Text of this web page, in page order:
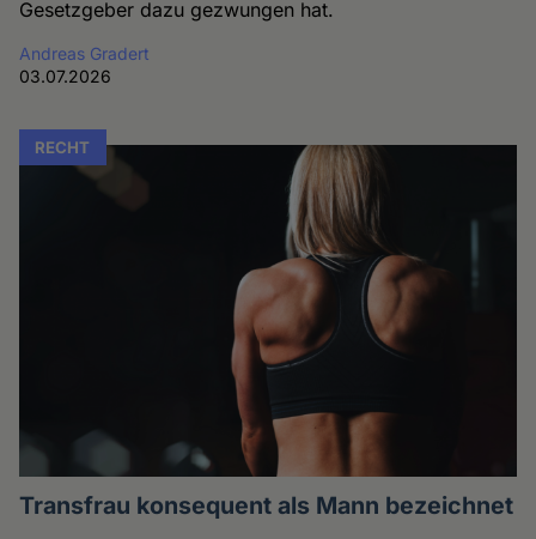
Gesetzgeber dazu gezwungen hat.
Andreas Gradert
03.07.2026
RECHT
Transfrau konsequent als Mann bezeichnet